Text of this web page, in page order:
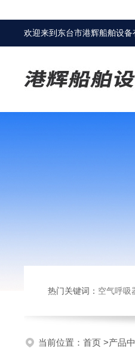
欢迎来到 东台市港辉船舶设备
热门关键词： 空气呼吸
当前位置： 首页 >产品